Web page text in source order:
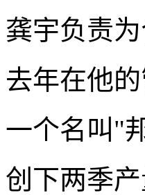
龚宇负责
去年在他
一个名叫"
创下两季